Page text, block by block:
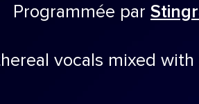
Programmée par
vocals mixed